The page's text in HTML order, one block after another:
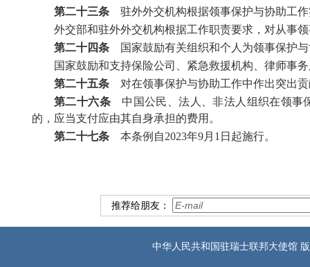
第二十三条 驻外外交机构根据领事保护与协助工
外交部和驻外外交机构根据工作职责要求，对从事
第二十四条 国家鼓励有关组织和个人为领事保护
国家鼓励和支持保险公司、紧急救援机构、律师事
第二十五条 对在领事保护与协助工作中作出突出
第二十六条中国公民、法人、非法人组织在领事
的，应当支付应由其自身承担的费用。
第二十七条 本条例自2023年9月1日起施行。
推荐给朋友：
中华人民共和国驻瑞士联邦大使馆